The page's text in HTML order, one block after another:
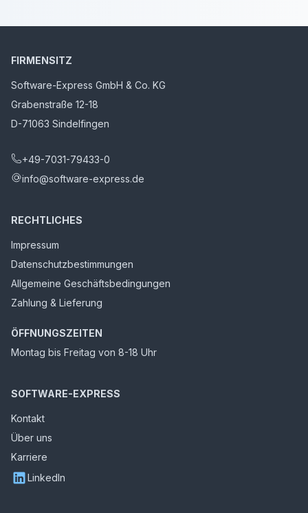
FIRMENSITZ
Software-Express GmbH & Co. KG
Grabenstraße 12-18
D-71063 Sindelfingen
+49-7031-79433-0
info@software-express.de
RECHTLICHES
Impressum
Datenschutzbestimmungen
Allgemeine Geschäftsbedingungen
Zahlung & Lieferung
ÖFFNUNGSZEITEN
Montag bis Freitag von 8-18 Uhr
SOFTWARE-EXPRESS
Kontakt
Über uns
Karriere
LinkedIn